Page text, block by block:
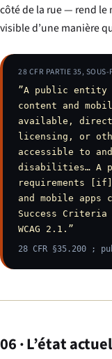
côté de la rue — rend
visible d’une manière
28 CFR PARTIE 35,
”A public entity
content and
available,
licensing, or
accessible to
disabilities… A
requirements
and mobile apps
Success Criteria
WCAG 2.1.”
28 CFR §35.200 ;
06 · L’état